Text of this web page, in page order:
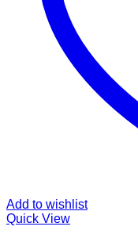
Add to wishlist
Quick View